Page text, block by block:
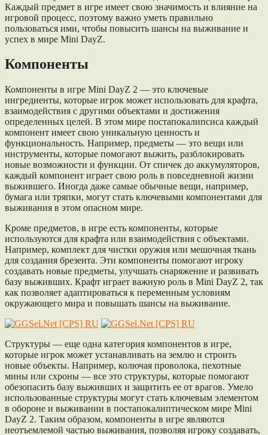
Каждый предмет в игре имеет свою значимость и влияние на
игровой процесс, поэтому важно уметь правильно
пользоваться ими, чтобы повысить шансы на выживание и
успех в мире Mini DayZ.
Компоненты
Компоненты в игре Mini DayZ 2 — это ключевые
ингредиенты, которые игрок может использовать для крафта,
взаимодействия с другими объектами и достижения
определенных целей. В этом мире постапокалипсиса каждый
компонент имеет свою уникальную ценность и
функциональность. Например, предметы — это вещи или
инструменты, которые помогают выжить, разблокировать
новые возможности и функции. От спичек до аккумуляторов,
каждый компонент играет свою роль в повседневной жизни
выжившего. Иногда даже самые обычные вещи, например,
бумага или тряпки, могут стать ключевыми компонентами для
выживания в этом опасном мире.
Кроме предметов, в игре есть компоненты, которые
используются для крафта или взаимодействия с объектами.
Например, комплект для чистки оружия или мешочная ткань
для создания брезента. Эти компоненты помогают игроку
создавать новые предметы, улучшать снаряжение и развивать
базу выживших. Крафт играет важную роль в Mini DayZ 2, так
как позволяет адаптироваться к переменным условиям
окружающего мира и повышать шансы на выживание.
Структуры — еще одна категория компонентов в игре,
которые игрок может устанавливать на землю и строить
новые объекты. Например, колючая проволока, пехотные
мины или схроны — все это структуры, которые помогают
обезопасить базу выживших и защитить ее от врагов. Умело
использованные структуры могут стать ключевым элементом
в обороне и выживании в постапокалиптическом мире Mini
DayZ 2. Таким образом, компоненты в игре являются
неотъемлемой частью выживания, позволяя игроку создавать,